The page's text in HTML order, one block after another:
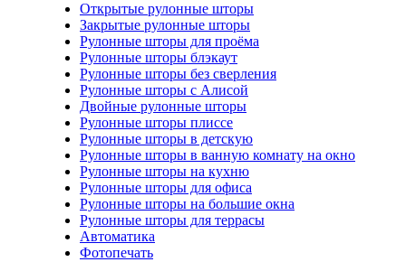
Открытые рулонные шторы
Закрытые рулонные шторы
Рулонные шторы для проёма
Рулонные шторы блэкаут
Рулонные шторы без сверления
Рулонные шторы с Алисой
Двойные рулонные шторы
Рулонные шторы плиссе
Рулонные шторы в детскую
Рулонные шторы в ванную комнату на окно
Рулонные шторы на кухню
Рулонные шторы для офиса
Рулонные шторы на большие окна
Рулонные шторы для террасы
Автоматика
Фотопечать